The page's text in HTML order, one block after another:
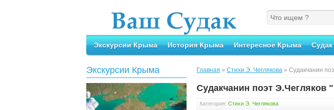
Экскурсии Крыма История Крыма Интересное Крыма Судак
Экскурсии Крыма Главная » Стихи Э. Чеглякова » Судакчанин
Судакчанин поэт
Категория: Стихи Э. Чеглякова